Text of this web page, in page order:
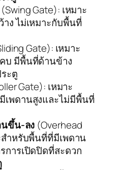
(Swing Gate): เหมาะ
ง ไม่เหมาะกับพื้นที่
Gate): เหมาะ
บ มีพื้นที่ด้านข้าง
ะตู
Gate): เหมาะ
เพดานสูงและไม่มีพื้นที่
นขึ้น-ลง (Overhead
สำหรับพื้นที่ที่มีเพดาน
การเปิดปิดที่สะดวก